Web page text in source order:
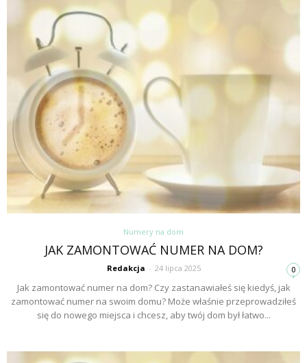
Numery na dom
JAK ZAMONTOWAĆ NUMER NA DOM?
Redakcja - 24 lipca 2025 0
Jak zamontować numer na dom? Czy zastanawiałeś się kiedyś, jak
zamontować numer na swoim domu? Może właśnie przeprowadziłeś
się do nowego miejsca i chcesz, aby twój dom był łatwo...